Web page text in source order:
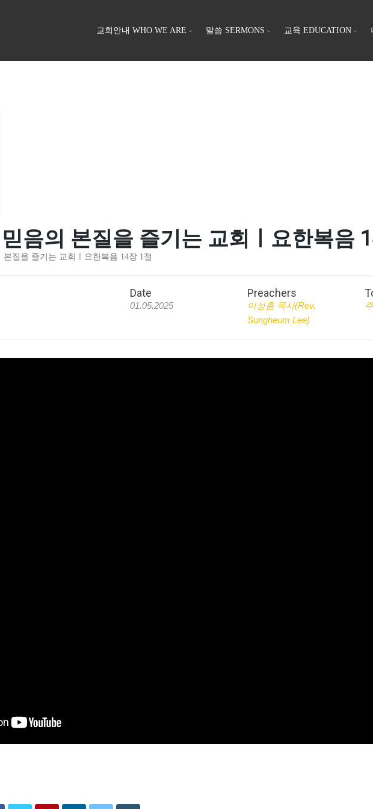
교회안내 WHO WE ARE 말씀 SERMONS 교육 EDUCATION
음의 본질을 즐기는 교회ㅣ요한복음
본질을 즐기는 교회ㅣ요한복음 14장 1절
Date
01.05.2025
Preachers
이성흠 목사(Rev.
Sungheum Lee)